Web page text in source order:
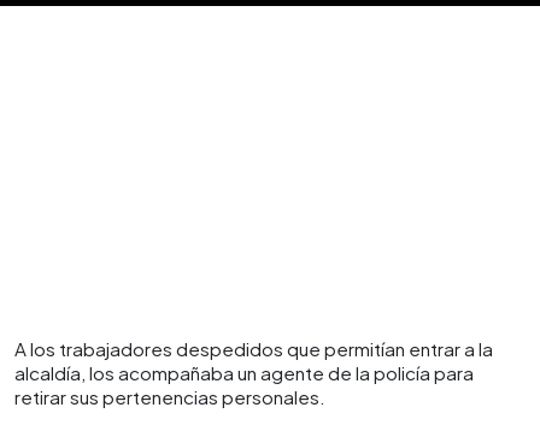
A los trabajadores despedidos que permitían entrar a la
alcaldía, los acompañaba un agente de la policía para
retirar sus pertenencias personales.